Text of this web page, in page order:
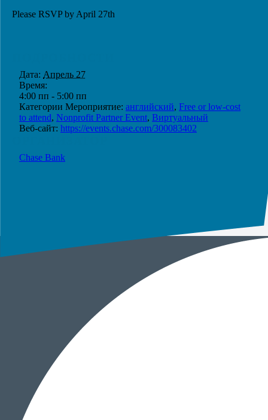
Please RSVP by April 27th
Дата: Апрель 27
Время:
4:00 пп - 5:00 пп
Категории Мероприятие: английский, Free or low-cost
to attend, Nonprofit Partner Event, Виртуальный
Веб-сайт: https://events.chase.com/300083402
Chase Bank